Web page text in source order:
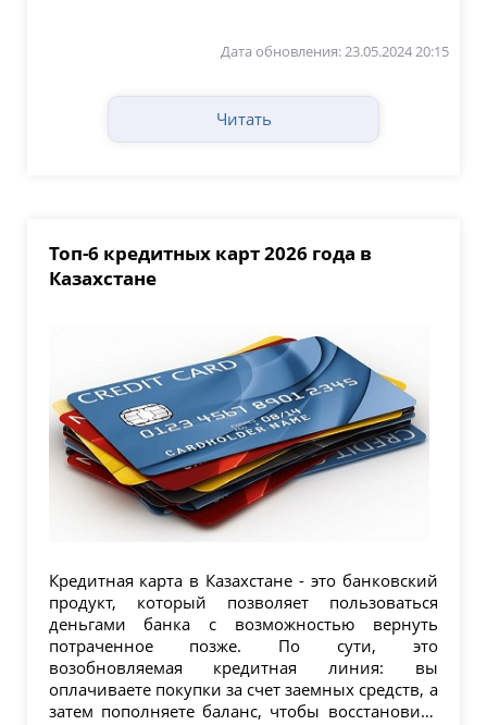
Дата обновления: 23.05.2024 20:15
Читать
Топ-6 кредитных карт 2026 года в
Казахстане
Кредитная карта в Казахстане - это банковский
продукт, который позволяет пользоваться
деньгами банка с возможностью вернуть
потраченное позже. По сути, это
возобновляемая кредитная линия: вы
оплачиваете покупки за счет заемных средств, а
затем пополняете баланс, чтобы восстановить